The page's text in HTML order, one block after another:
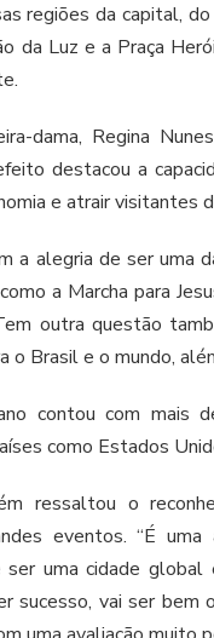
regiões da capital,
da Luz e a Praça
dama, Regina
destacou a
e atrair visitantes
a alegria de ser uma
a Marcha para
outra questão
o Brasil e o mundo,
contou com mais
como Estados
ressaltou o
eventos. “É
ser uma cidade
sucesso, vai ser bem